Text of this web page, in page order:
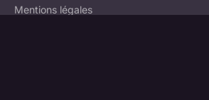
Mentions légales